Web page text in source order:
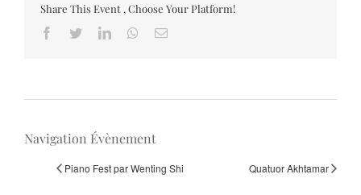
Share This Event , Choose Your Platform!
Facebook
TwitterLinkedInWhatsapp
Email
Navigation Évènement
Piano Fest par Wenting Shi Quatuor Akhtamar